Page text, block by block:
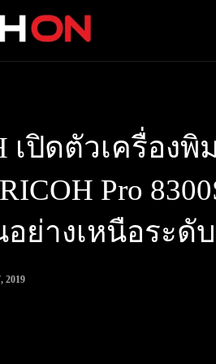
เปิดตัวเครื่อง
Pro
ย่างเหนือระดับ
2019